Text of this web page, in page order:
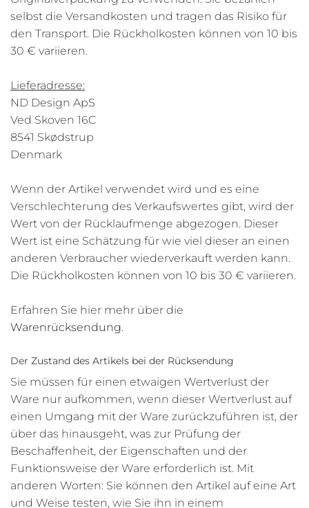
selbst die Versandkosten und tragen das Risiko für
den Transport. Die Rückholkosten können von 10 bis
30 € variieren.
Lieferadresse:
ND Design ApS
Ved Skoven 16C
8541 Skødstrup
Denmark
Wenn der Artikel verwendet wird und es eine
Verschlechterung des Verkaufswertes gibt, wird der
Wert von der Rücklaufmenge abgezogen. Dieser
Wert ist eine Schätzung für wie viel dieser an einen
anderen Verbraucher wiederverkauft werden kann.
Die Rückholkosten können von 10 bis 30 € variieren.
Erfahren Sie hier mehr über die
Warenrücksendung.
Der Zustand des Artikels bei der Rücksendung
Sie müssen für einen etwaigen Wertverlust der
Ware nur aufkommen, wenn dieser Wertverlust auf
einen Umgang mit der Ware zurückzuführen ist, der
über das hinausgeht, was zur Prüfung der
Beschaffenheit, der Eigenschaften und der
Funktionsweise der Ware erforderlich ist. Mit
anderen Worten: Sie können den Artikel auf eine Art
und Weise testen, wie Sie ihn in einem